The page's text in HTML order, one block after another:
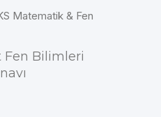
Matematik & Fen
Fen Bilimleri